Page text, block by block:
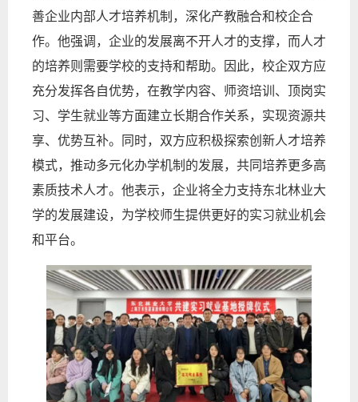
善企业内部人才培养机制，深化产教融合和校企合
作。他强调，企业的发展离不开人才的支撑，而人才
的培养则需要学校的支持和帮助。因此，校企双方应
充分发挥各自优势，在教学内容、师资培训、顶岗实
习、学生就业等方面建立长期合作关系，实现资源共
享、优势互补。同时，双方应积极探索创新人才培养
模式，推动多元化办学机制的发展，共同培养更多高
素质技术人才。他表示，企业将全力支持东北林业大
学的发展建设，为学校师生提供更好的实习就业机会
和平台。